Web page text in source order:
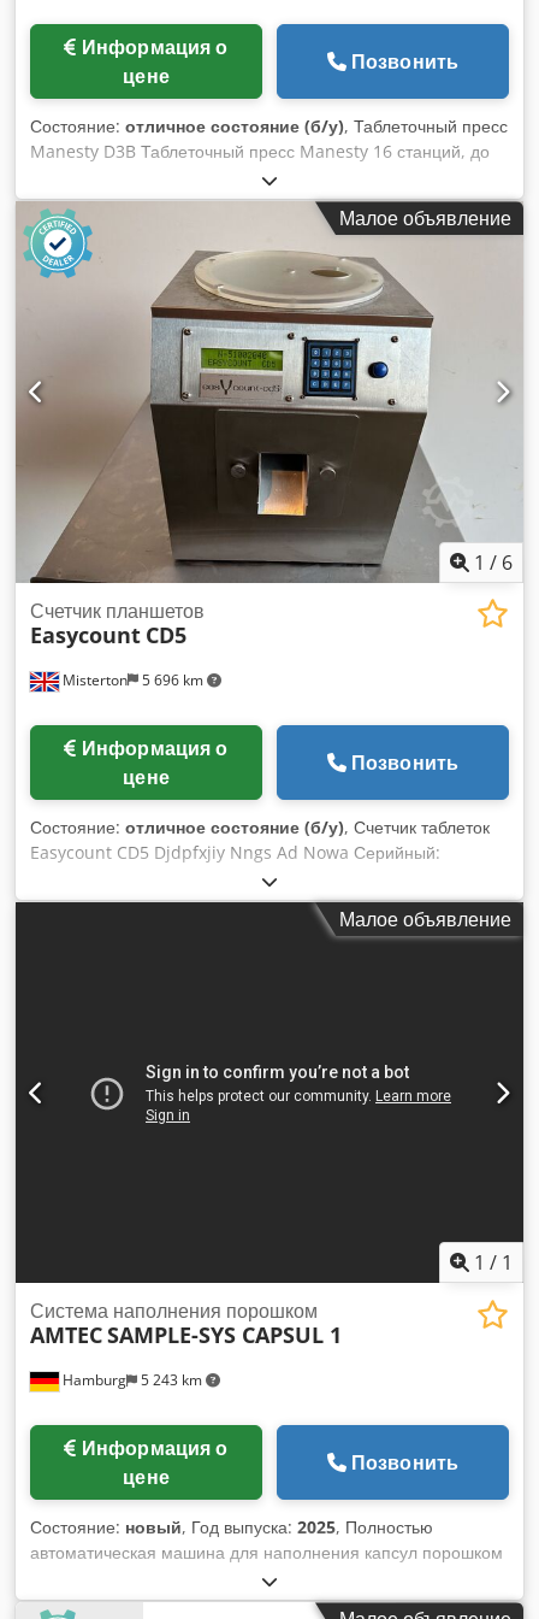
цене
Позвонить
Состояние: отличное состояние (б/у), Таблеточный пресс
Manesty D3B Таблеточный пресс Manesty 16 станций, до
500 таблеток в минуту, максимальный диаметр таблетки 25
мм, максимальная глубина заполнения 20 мм, 3Ph
Dwodpsiy Nn Ijfx Ad Nsa
Малое объявление
1 / 6
Misterton 5 696 km
Счетчик планшетов
Easycount CD5
цене
Позвонить
Состояние: отличное состояние (б/у), Счетчик таблеток
Easycount CD5 Djdpfxjiy Nngs Ad Nowa Серийный:
51002040 Stainless, easycount проведет точную
инвентаризацию всех твердых и мягких желатиновых
капсул и большинства размеров и форм таблеток, точно и
Малое объявление
1 / 1
Hamburg 5 243 km
Система наполнения порошком
AMTECSAMPLE-SYS CAPSUL 1
цене
Позвонить
Состояние: новый, Год выпуска: 2025, Полностью
автоматическая машина для наполнения капсул порошком
или пеллетами в капсулы размером 000 - 5. Помимо
основной машины, различные дополнительные модули и